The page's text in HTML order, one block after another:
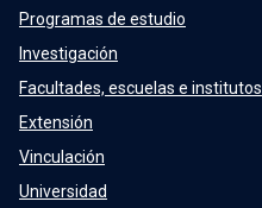
Programas de estudio
Investigación
Facultades, escuelas e institutos
Extensión
Vinculación
Universidad